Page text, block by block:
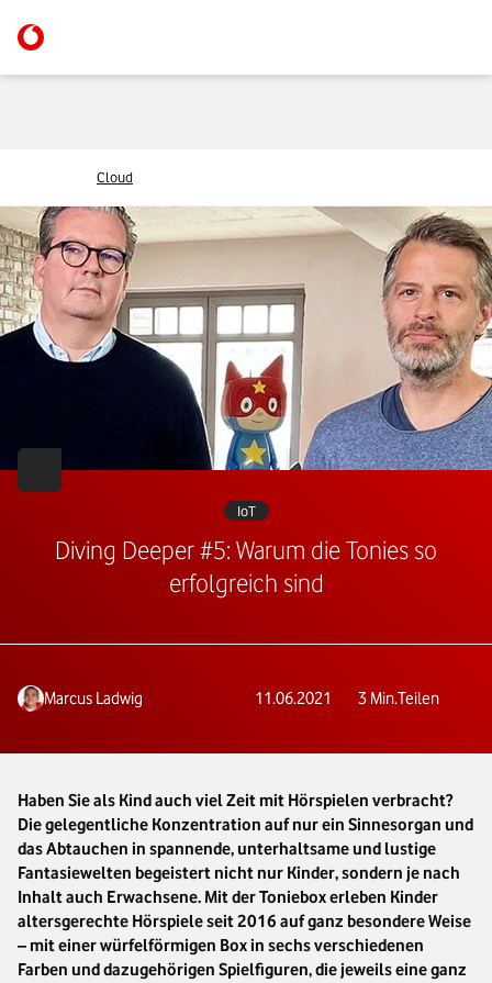
Cloud
IoT
Diving Deeper #5: Warum die Tonies so
erfolgreich sind
Marcus Ladwig 11.06.2021 3 Min.Teilen
Haben Sie als Kind auch viel Zeit mit Hörspielen verbracht?
Die gelegentliche Konzentration auf nur ein Sinnesorgan und
das Abtauchen in spannende, unterhaltsame und lustige
Fantasiewelten begeistert nicht nur Kinder, sondern je nach
Inhalt auch Erwachsene. Mit der Toniebox erleben Kinder
altersgerechte Hörspiele seit 2016 auf ganz besondere Weise
– mit einer würfelförmigen Box in sechs verschiedenen
Farben und dazugehörigen Spielfiguren, die jeweils eine ganz